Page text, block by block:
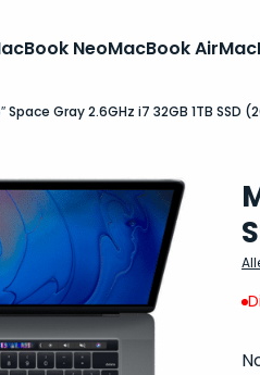
NeoMacBook Air
Space Gray 2.6GHz i7 32GB 1TB SSD